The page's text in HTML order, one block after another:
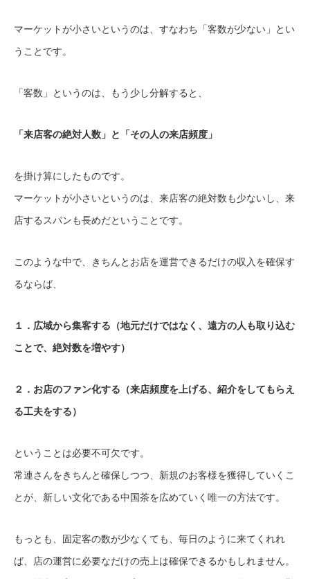
マーケットが小さいというのは、すなわち「客数が少ない」とい
うことです。
「客数」というのは、もう少し分解すると、
「来店客の絶対人数」と「その人の来店頻度」
を掛け算にしたものです。
マーケットが小さいというのは、来店客の絶対数も少ないし、来
店するスパンも長めだということです。
このような中で、きちんとお店を運営できるだけの収入を確保す
るならば、
１．広域から集客する（地元だけではなく、遠方の人も取り込む
ことで、絶対数を増やす）
２．お店のファン化する（来店頻度を上げる、紹介をしてもらえ
る工夫をする）
ということは必要不可欠です。
常連さんをきちんと確保しつつ、新規のお客様を獲得していくこ
とが、新しい文化である中国茶を広めていく唯一の方法です。
もっとも、固定客の数が少なくても、毎日のように来てくれれ
ば、店の運営に必要なだけの売上は確保できるかもしれません。